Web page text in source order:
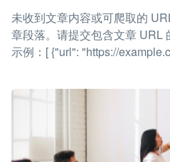
未收到文章内容或可爬取的
章段落。请提交包含文章 URL
示例：[ {"url": "https://